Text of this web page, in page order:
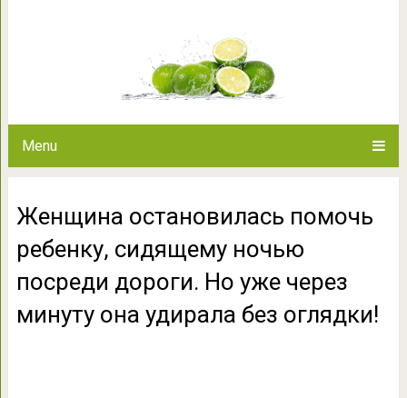
Menu
посреди дороги. Но уже
Женщина остановилась помочь
ребенку, сидящему ночью
посреди дороги. Но уже через
минуту она удирала без оглядки!